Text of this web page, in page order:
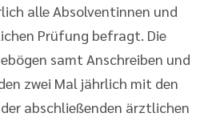
alle Absolventinnen und
Prüfung befragt. Die
samt Anschreiben und
zwei Mal jährlich mit den
abschließenden ärztlichen